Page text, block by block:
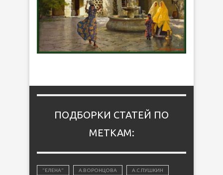
ПОДБОРКИ СТАТЕЙ ПО
МЕТКАМ:
"ЕЛЕНА" А.ВОРОНЦОВА А.С.ПУШКИН